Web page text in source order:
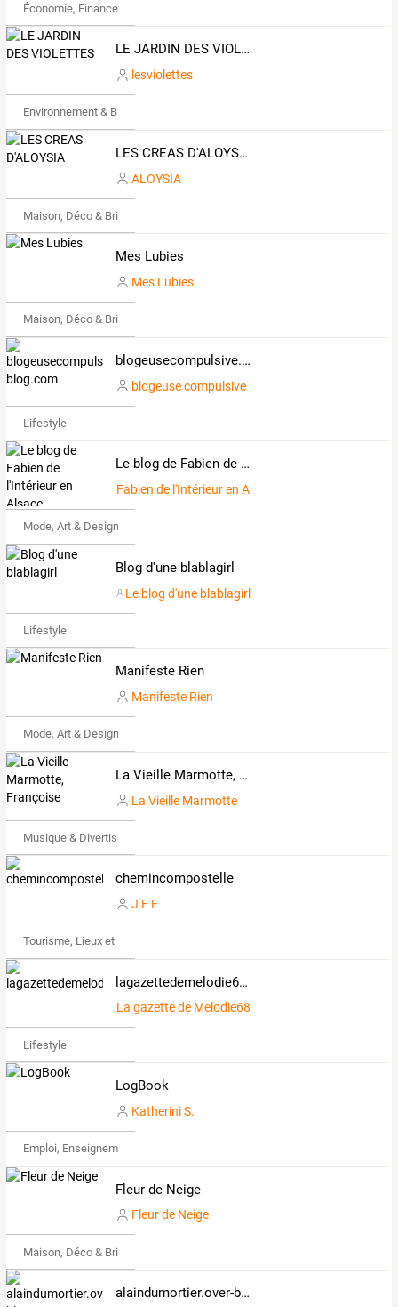
Économie, Finance & Droit
LE JARDIN DES VIOLETTES
lesviolettes
Environnement & Bio
LES CREAS D'ALOYSIA
ALOYSIA
Maison, Déco & Bricolage
Mes Lubies
Mes Lubies
Maison, Déco & Bricolage
blogeusecompulsive.over-blog.com
blogeuse compulsive
Lifestyle
Le blog de Fabien de l'Intérieur en Alsace
Fabien de l'Intérieur en Alsace
Mode, Art & Design
Blog d'une blablagirl
Le blog d'une blablagirl
Lifestyle
Manifeste Rien
Manifeste Rien
Mode, Art & Design
La Vieille Marmotte, Françoise
La Vieille Marmotte
Musique & Divertissements
chemincompostelle
J F F
Tourisme, Lieux et Événements
lagazettedemelodie68.overblog.com
La gazette de Melodie68
Lifestyle
LogBook
Katherini S.
Emploi, Enseignement & Etudes
Fleur de Neige
Fleur de Neige
Maison, Déco & Bricolage
alaindumortier.over-blog.com